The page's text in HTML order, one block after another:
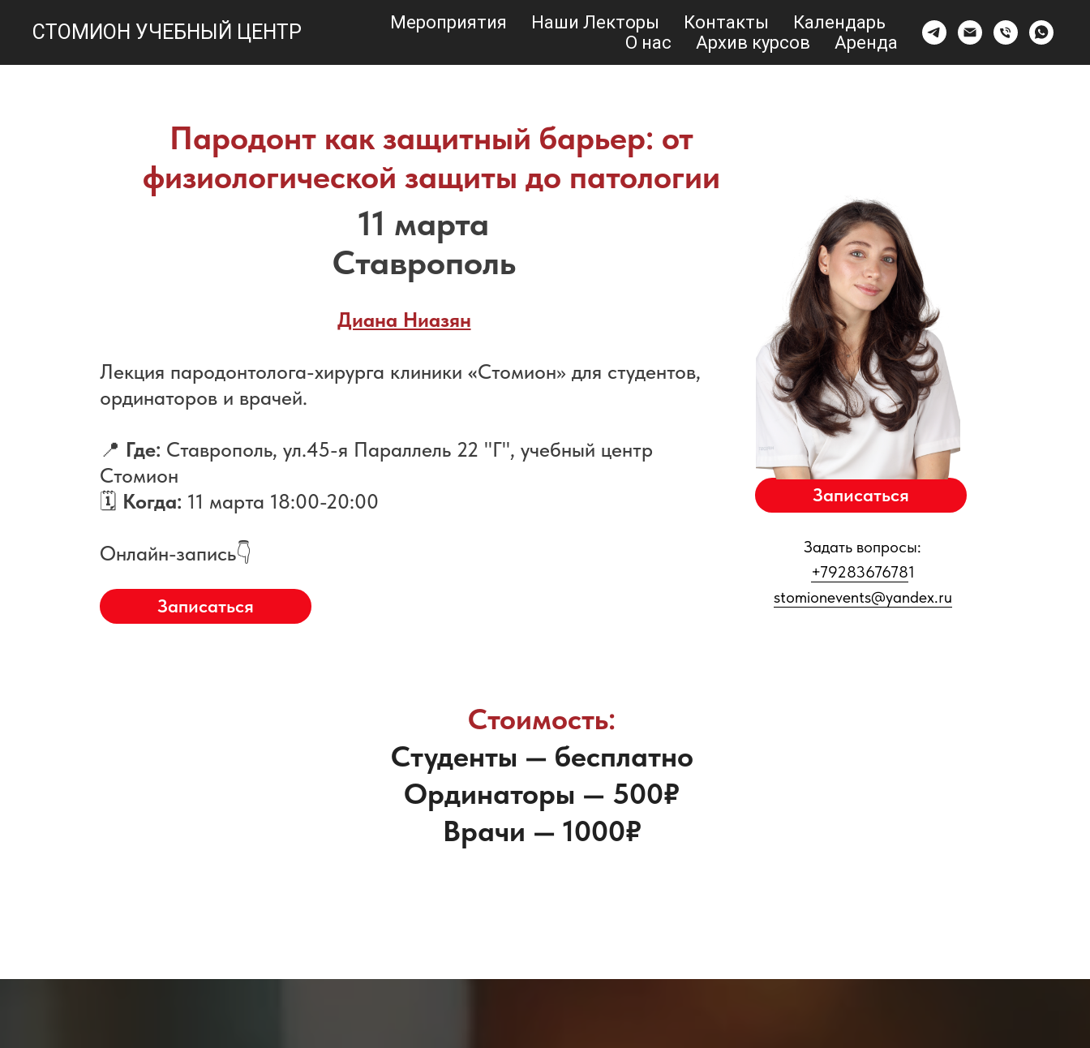
СТОМИОН УЧЕБНЫЙ ЦЕНТР Мероприятия Наши Лекторы Контакты
Календарь
О нас
Архив курсов Аренда
11 марта
Ставрополь
Диана Ниазян
Лекция пародонтолога-хирурга клиники «Стомион» для студентов,
ординаторов и врачей.
📍 Где: Ставрополь, ул.45-я Параллель 22 "Г", учебный центр
Стомион
🗓️ Когда: 11 марта 18:00-20:00
Онлайн-запись👇
Записаться
Записаться
Задать вопросы:
+79283676781
stomionevents@yandex.ru
Пародонт как защитный барьер: от
физиологической защиты до патологии
Стоимость:
Студенты — бесплатно
Ординаторы — 500₽
Врачи — 1000₽